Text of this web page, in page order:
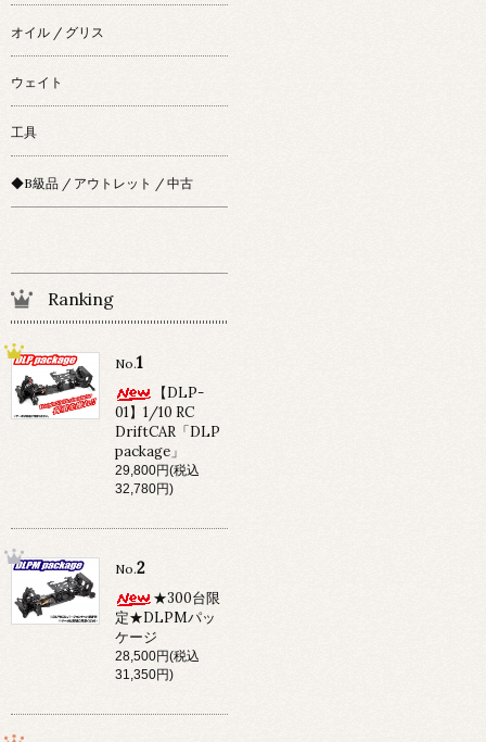
オイル / グリス
ウェイト
工具
◆B級品 / アウトレット / 中古
Ranking
No.1
【DLP-
01】1/10 RC
DriftCAR「DLP
package」
29,800円(税込
32,780円)
No.2
★300台限
定★DLPMパッ
ケージ
28,500円(税込
31,350円)